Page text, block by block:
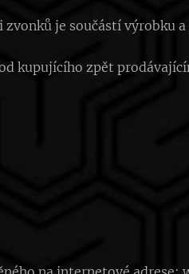
je součástí výrobku
kupujícího zpět